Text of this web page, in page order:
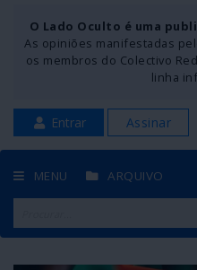
O Lado Oculto é uma
As opiniões manifestadas
os membros do Colectivo
linha
Entrar Assinar
MENU ARQUIVO